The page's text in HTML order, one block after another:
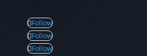
Follow
Follow
Follow